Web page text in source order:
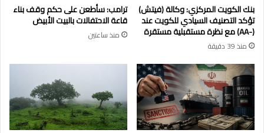
بنك الكويت المركزي: وكالة (فيتش)
تؤكد التصنيف السيادي للكويت عند
(-AA) مع نظرة مستقبلية مستقرة
منذ 39 دقيقة
ترامب: سأطعن على حكم وقف بناء
قاعة الاحتفالات بالبيت الأبيض
منذ ساعتين